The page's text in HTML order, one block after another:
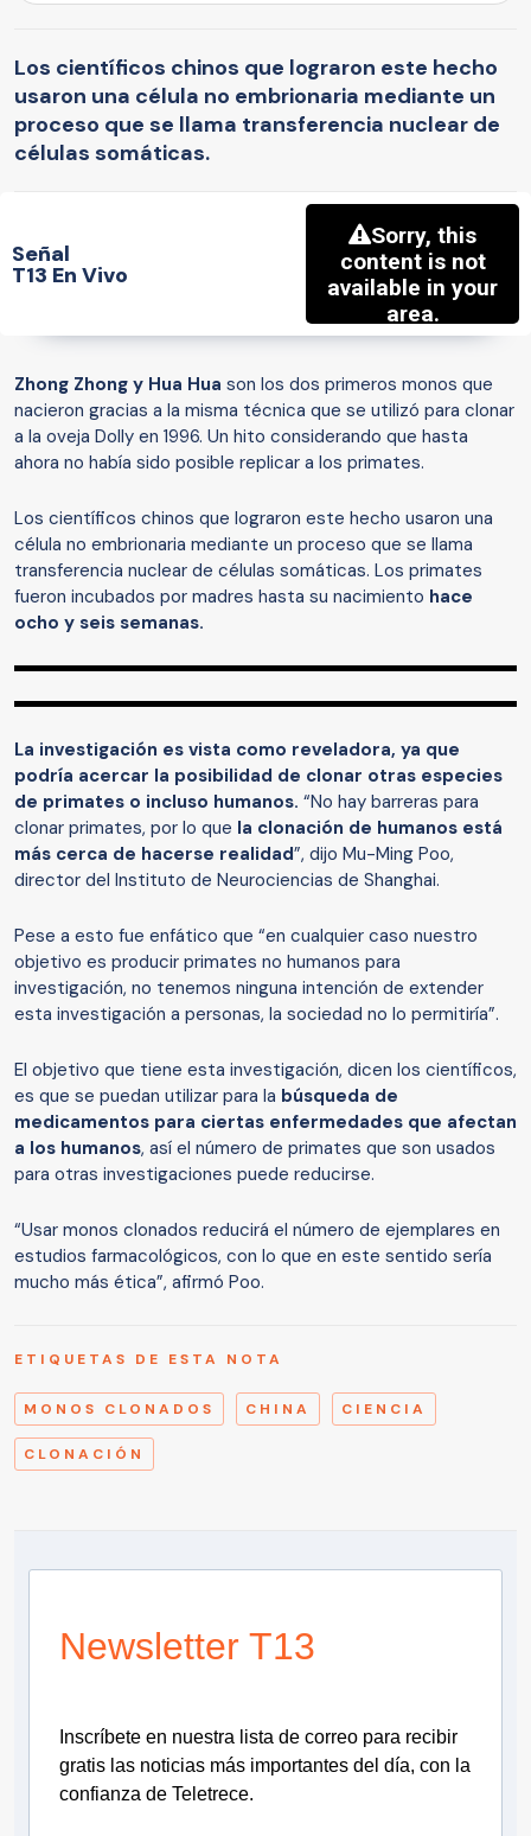
Los científicos chinos que lograron este hecho
usaron una célula no embrionaria mediante un
proceso que se llama transferencia nuclear de
células somáticas.
Señal
T13 En Vivo
Zhong Zhong y Hua Hua son los dos primeros monos que
nacieron gracias a la misma técnica que se utilizó para clonar
a la oveja Dolly en 1996. Un hito considerando que hasta
ahora no había sido posible replicar a los primates.
Los científicos chinos que lograron este hecho usaron una
célula no embrionaria mediante un proceso que se llama
transferencia nuclear de células somáticas. Los primates
fueron incubados por madres hasta su nacimiento hace
ocho y seis semanas.
La investigación es vista como reveladora, ya que
podría acercar la posibilidad de clonar otras especies
de primates o incluso humanos. “No hay barreras para
clonar primates, por lo que la clonación de humanos está
más cerca de hacerse realidad”, dijo Mu-Ming Poo,
director del Instituto de Neurociencias de Shanghai.
Pese a esto fue enfático que “en cualquier caso nuestro
objetivo es producir primates no humanos para
investigación, no tenemos ninguna intención de extender
esta investigación a personas, la sociedad no lo permitiría”.
El objetivo que tiene esta investigación, dicen los científicos,
es que se puedan utilizar para la búsqueda de
medicamentos para ciertas enfermedades que afectan
a los humanos, así el número de primates que son usados
para otras investigaciones puede reducirse.
“Usar monos clonados reducirá el número de ejemplares en
estudios farmacológicos, con lo que en este sentido sería
mucho más ética”, afirmó Poo.
ETIQUETAS DE ESTA NOTA
MONOS CLONADOS CHINA CIENCIA
CLONACIÓN
Newsletter T13
Inscríbete en nuestra lista de correo para recibir
gratis las noticias más importantes del día, con la
confianza de Teletrece.